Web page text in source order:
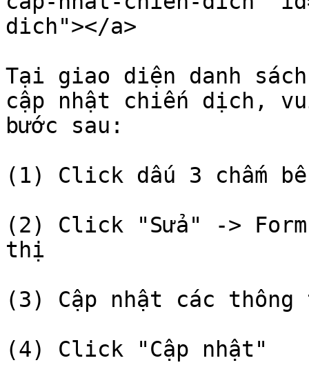
dich"></a>
‌Tại giao diện danh
cập nhật chiến dịch,
bước sau:‌
(1) Click dấu 3 chấm
(2) Click "Sửa" ->
thị‌
(3) Cập nhật các
(4) Click "Cập nhật"